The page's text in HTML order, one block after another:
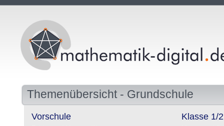
Themenübersicht - Grundschule
Vorschule Klasse 1/2